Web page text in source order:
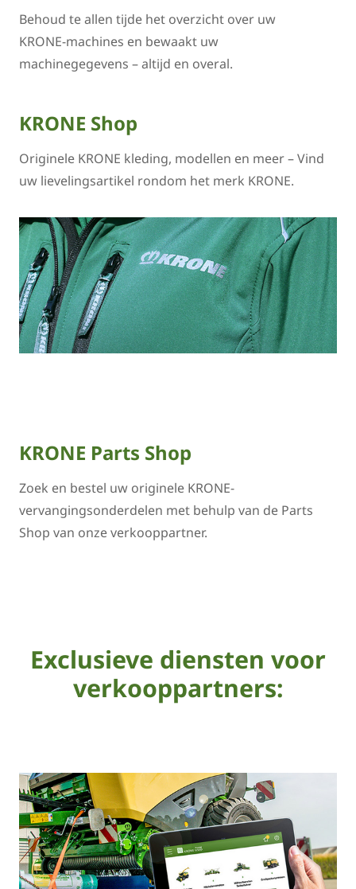
Behoud te allen tijde het overzicht over uw
KRONE-machines en bewaakt uw
machinegegevens – altijd en overal.
KRONE Shop
Originele KRONE kleding, modellen en meer – Vind
uw lievelingsartikel rondom het merk KRONE.
KRONE Parts Shop
Zoek en bestel uw originele KRONE-
vervangingsonderdelen met behulp van de Parts
Shop van onze verkooppartner.
Exclusieve diensten voor
verkooppartners: